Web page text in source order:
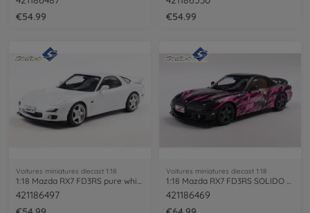
€54.99
€54.99
Voitures miniatures diecast 1:18
1:18 Mazda RX7 FD3RS pure white
421186497
Voitures miniatures diecast 1:18
1:18 Mazda RX7 FD3RS SOLIDO WORKS ITASHA
421186469